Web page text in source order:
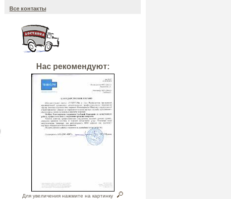
Все контакты
Нас рекомендуют:
Для увеличения нажмите на картинку